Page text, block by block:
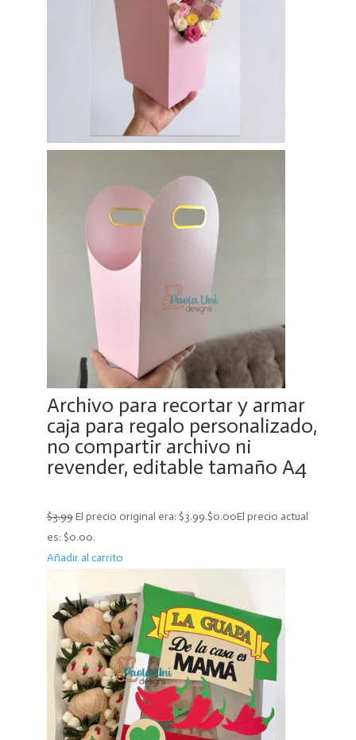
Archivo para recortar y armar
caja para regalo personalizado,
no compartir archivo ni
revender, editable tamaño A4
$3.99El precio original era: $3.99.$0.00El precio actual
es: $0.00.
Añadir al carrito